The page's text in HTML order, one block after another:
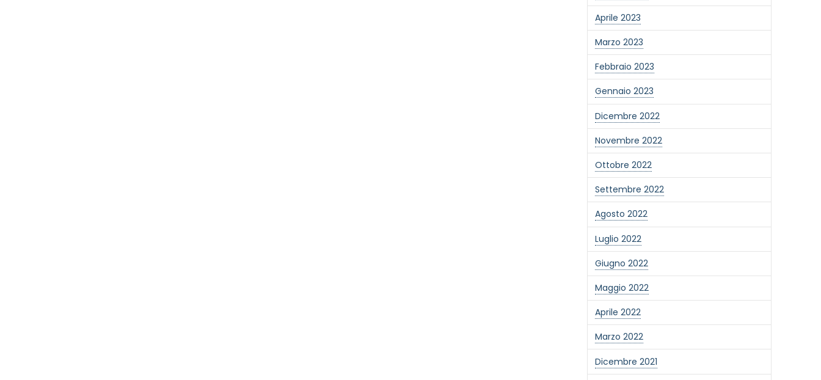
Aprile 2023
Marzo 2023
Febbraio 2023
Gennaio 2023
Dicembre 2022
Novembre 2022
Ottobre 2022
Settembre 2022
Agosto 2022
Luglio 2022
Giugno 2022
Maggio 2022
Aprile 2022
Marzo 2022
Dicembre 2021